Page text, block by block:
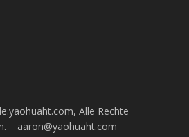
Alle Rechte
aaron@yaohuaht.com